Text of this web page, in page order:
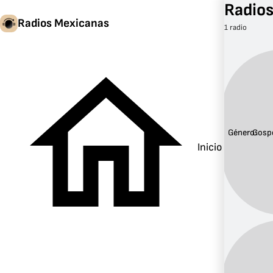
Radios Mexicanas
Inicio
1 radio
Género: